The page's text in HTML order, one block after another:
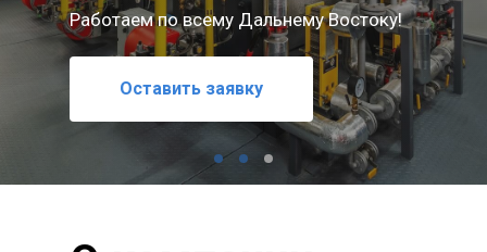
Оставить заявку
Работаем по всему Дальнему Востоку!
Оставить заявку
Мы реализуем проекты любой сложности —
от проектирования до полного обслуживания
инженерных объектов